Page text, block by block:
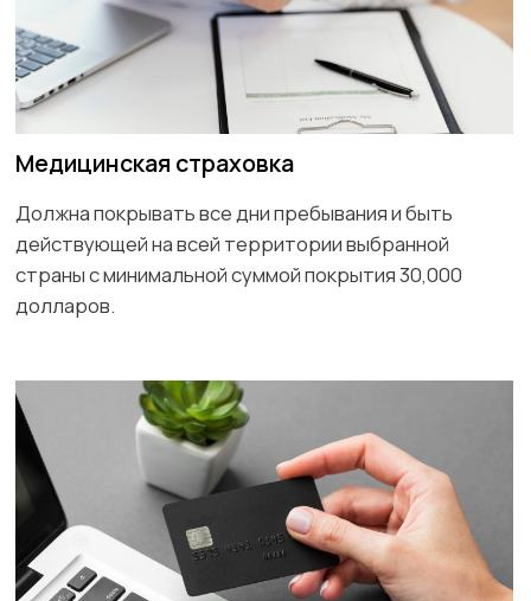
Предоставьте копии брони авиабилетов или
билетов на другой транспорт, который вы будете
использовать для въезда и выезда из страны
Документы, подтверждающие социальный
статус: